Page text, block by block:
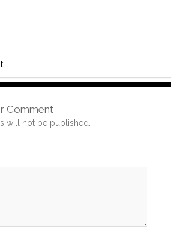
Comment
will not be published.